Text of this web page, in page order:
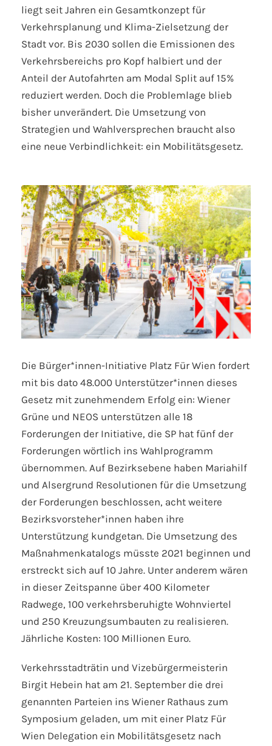
liegt seit Jahren ein Gesamtkonzept für
Verkehrsplanung und Klima-Zielsetzung der
Stadt vor. Bis 2030 sollen die Emissionen des
Verkehrsbereichs pro Kopf halbiert und der
Anteil der Autofahrten am Modal Split auf 15%
reduziert werden. Doch die Problemlage blieb
bisher unverändert. Die Umsetzung von
Strategien und Wahlversprechen braucht also
eine neue Verbindlichkeit: ein Mobilitätsgesetz.
Die Bürger*innen-Initiative Platz Für Wien fordert
mit bis dato 48.000 Unterstützer*innen dieses
Gesetz mit zunehmendem Erfolg ein: Wiener
Grüne und NEOS unterstützen alle 18
Forderungen der Initiative, die SP hat fünf der
Forderungen wörtlich ins Wahlprogramm
übernommen. Auf Bezirksebene haben Mariahilf
und Alsergrund Resolutionen für die Umsetzung
der Forderungen beschlossen, acht weitere
Bezirksvorsteher*innen haben ihre
Unterstützung kundgetan. Die Umsetzung des
Maßnahmenkatalogs müsste 2021 beginnen und
erstreckt sich auf 10 Jahre. Unter anderem wären
in dieser Zeitspanne über 400 Kilometer
Radwege, 100 verkehrsberuhigte Wohnviertel
und 250 Kreuzungsumbauten zu realisieren.
Jährliche Kosten: 100 Millionen Euro.
Verkehrsstadträtin und Vizebürgermeisterin
Birgit Hebein hat am 21. September die drei
genannten Parteien ins Wiener Rathaus zum
Symposium geladen, um mit einer Platz Für
Wien Delegation ein Mobilitätsgesetz nach